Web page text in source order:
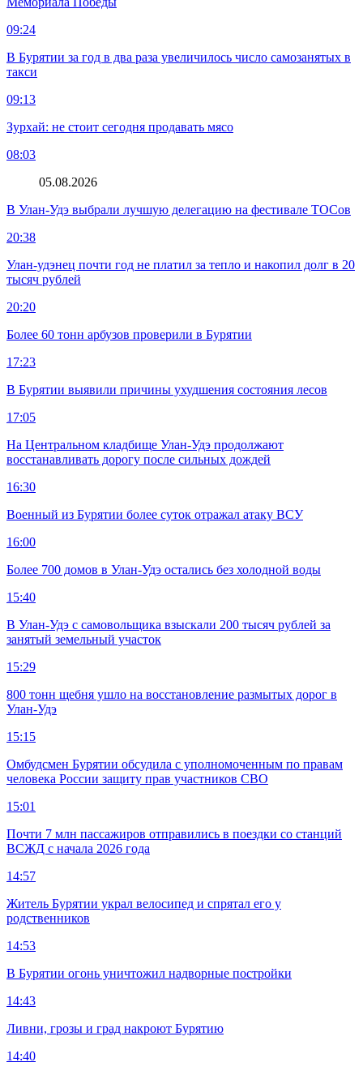
09:24
В Бурятии за год в два раза увеличилось число самозанятых в
такси
09:13
Зурхай: не стоит сегодня продавать мясо
08:03
05.08.2026
В Улан-Удэ выбрали лучшую делегацию на фестивале ТОСов
20:38
Улан-удэнец почти год не платил за тепло и накопил долг в 20
тысяч рублей
20:20
Более 60 тонн арбузов проверили в Бурятии
17:23
В Бурятии выявили причины ухудшения состояния лесов
17:05
На Центральном кладбище Улан-Удэ продолжают
восстанавливать дорогу после сильных дождей
16:30
Военный из Бурятии более суток отражал атаку ВСУ
16:00
Более 700 домов в Улан-Удэ остались без холодной воды
15:40
В Улан-Удэ с самовольщика взыскали 200 тысяч рублей за
занятый земельный участок
15:29
800 тонн щебня ушло на восстановление размытых дорог в
Улан-Удэ
15:15
Омбудсмен Бурятии обсудила с уполномоченным по правам
человека России защиту прав участников СВО
15:01
Почти 7 млн пассажиров отправились в поездки со станций
ВСЖД с начала 2026 года
14:57
Житель Бурятии украл велосипед и спрятал его у
родственников
14:53
В Бурятии огонь уничтожил надворные постройки
14:43
Ливни, грозы и град накроют Бурятию
14:40